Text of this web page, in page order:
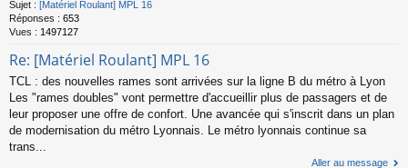
Sujet : [Matériel Roulant] MPL 16
Réponses : 653
Vues : 1497127
Re: [Matériel Roulant] MPL 16
TCL : des nouvelles rames sont arrivées sur la ligne B du métro à Lyon
Les "rames doubles" vont permettre d'accueillir plus de passagers et de
leur proposer une offre de confort. Une avancée qui s'inscrit dans un plan
de modernisation du métro Lyonnais. Le métro lyonnais continue sa
trans...
Aller au message